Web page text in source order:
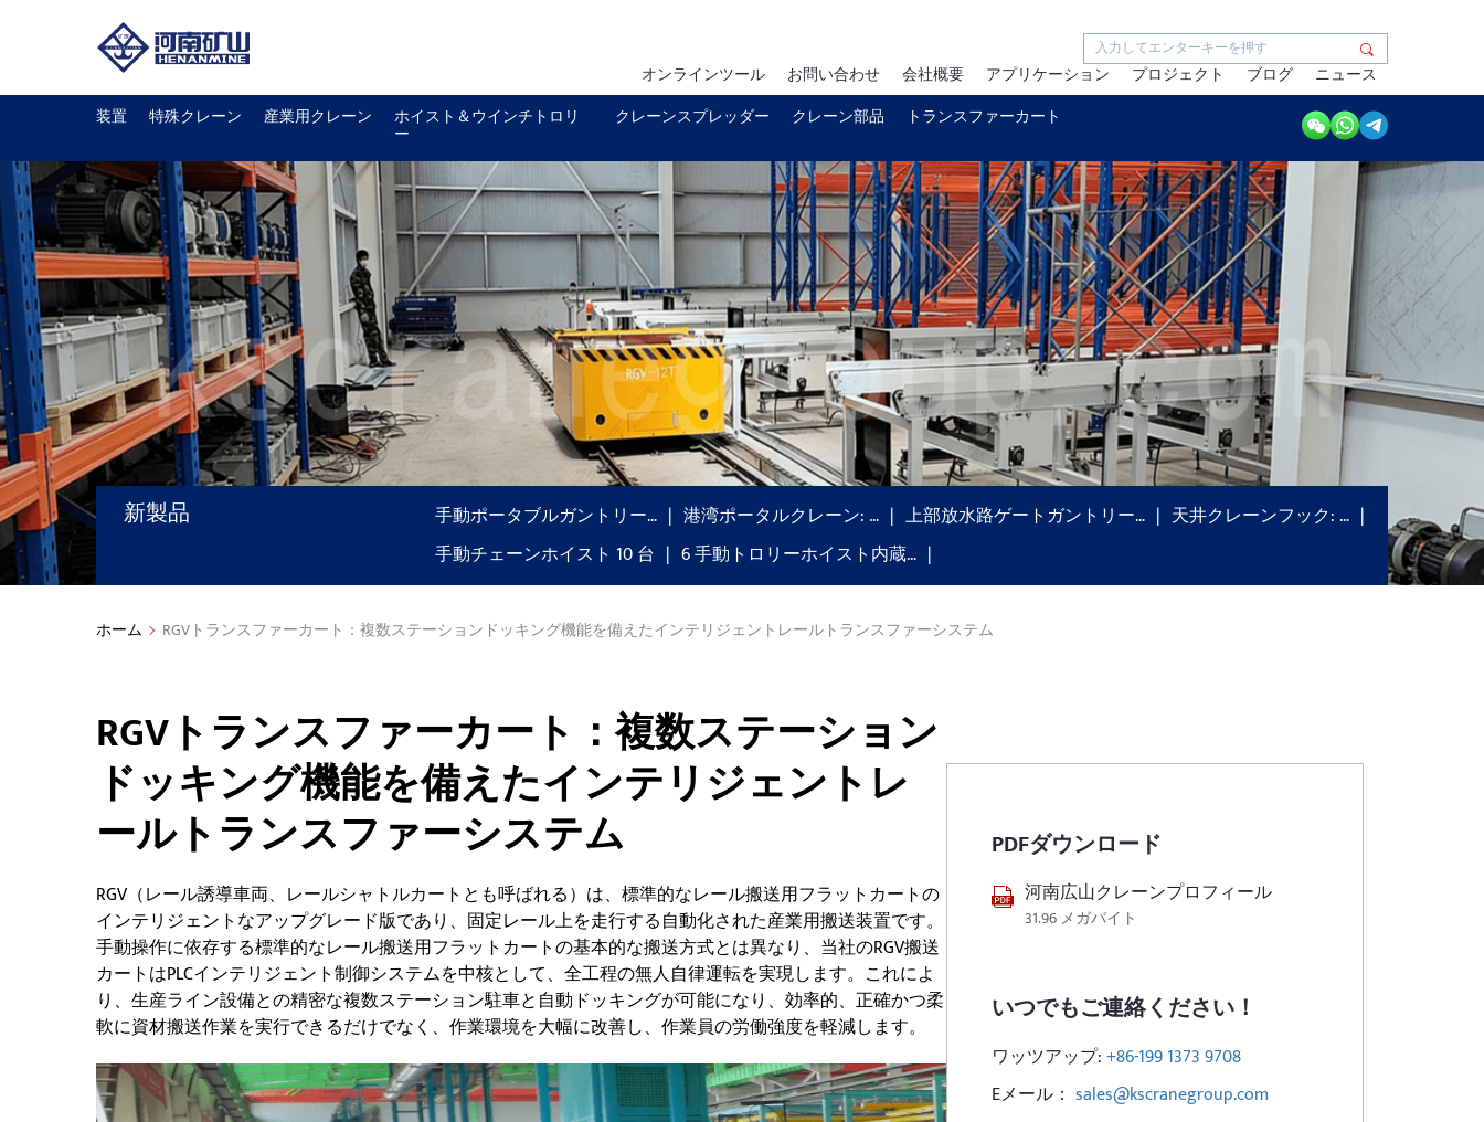
オンラインツール お問い合わせ 会社概要 アプリケーション プロジェクト ブログ
ニュース
装置
特殊クレーン 産業用クレーン ホイスト＆ウインチトロリ
ー
クレーンスプレッダー クレーン部品 トランスファーカート
新製品 手動ポータブルガントリー… 港湾ポータルクレーン: … 上部放水路ゲートガントリー…
天井クレーンフック: …
手動チェーンホイスト 10 台
6 手動トロリーホイスト内蔵…
ホーム RGVトランスファーカート：複数ステーションドッキング機能を備えたインテリジェントレールトランスファーシステム
RGVトランスファーカート：複数ステーション
ドッキング機能を備えたインテリジェントレ
ールトランスファーシステム
RGV（レール誘導車両、レールシャトルカートとも呼ばれる）は、標準的なレール搬送用フラットカートの
インテリジェントなアップグレード版であり、固定レール上を走行する自動化された産業用搬送装置です。
手動操作に依存する標準的なレール搬送用フラットカートの基本的な搬送方式とは異なり、当社のRGV搬送
カートはPLCインテリジェント制御システムを中核として、全工程の無人自律運転を実現します。これによ
り、生産ライン設備との精密な複数ステーション駐車と自動ドッキングが可能になり、効率的、正確かつ柔
軟に資材搬送作業を実行できるだけでなく、作業環境を大幅に改善し、作業員の労働強度を軽減します。
PDFダウンロード
河南広山クレーンプロフィール
31.96 メガバイト
いつでもご連絡ください！
ワッツアップ:+86-199 1373 9708
Eメール： sales@kscranegroup.com